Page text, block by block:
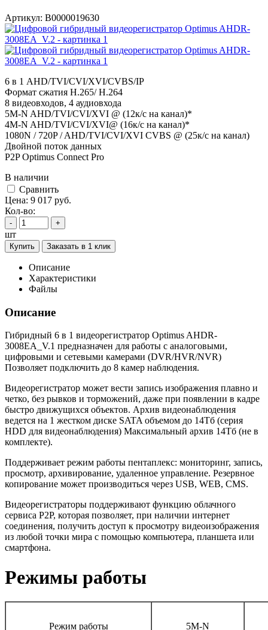
Артикул: В0000019630
6 в 1 AHD/TVI/CVI/XVI/CVBS/IP
Формат сжатия H.265/ H.264
8 видеовходов, 4 аудиовхода
5M-N AHD/TVI/CVI/XVI @ (12к/с на канал)*
4M-N AHD/TVI/CVI/XVI@ (16к/с на канал)*
1080N / 720P / AHD/TVI/CVI/XVI CVBS @ (25к/с на канал)
Двойной поток данных
P2P Optimus Connect Pro
В наличии
Cравнить
Цена: 9 017 руб.
Кол-во:
- +
шт
Купить Заказать в 1 клик
Описание
Характеристики
Файлы
Описание
Гибридный 6 в 1 видеорегистратор Optimus AHDR-
3008EA_V.1 предназначен для работы с аналоговыми,
цифровыми и сетевыми камерами (DVR/HVR/NVR)
Позволяет подключить до 8 камер наблюдения.
Видеорегистратор может вести запись изображения плавно и
четко, без рывков и торможений, даже при появлении в кадре
быстро движущихся объектов. Архив видеонаблюдения
ведется на 1 жестком диске SATA объемом до 14Тб (серия
HDD для видеонаблюдения) Максимальный архив 14Tб (не в
комплекте).
Поддерживает режим работы пентаплекс: мониторинг, запись,
просмотр, архивирование, удаленное управление. Резервное
копирование может производиться через USB, WEB, CMS.
Видеорегистраторы поддерживают функцию облачного
сервиса P2P, которая позволяет, при наличии интернет
соединения, получить доступ к просмотру видеоизображения
из любой точки мира с помощью компьютера, планшета или
смартфона.
Режимы работы
Режим работы 5М-N